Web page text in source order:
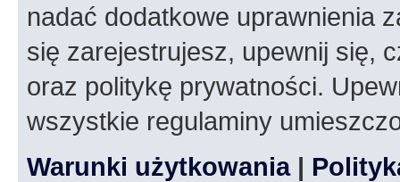
nadać dodatkowe uprawnienia
się zarejestrujesz, upewnij się,
oraz politykę prywatności.
wszystkie regulaminy
Warunki użytkowania|